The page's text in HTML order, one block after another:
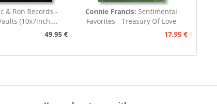
& Ron Records -
(10x7inch,...
49,95 €
Connie Francis: Sentimental
Favorites - Treasury Of Love
17,95 € 19,95 €